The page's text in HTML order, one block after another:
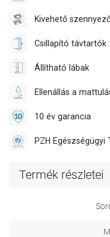
Kivehető
Csillapító távtartók
Állítható lábak
Ellenállás a
10 év garancia
PZH Egészségügyi
Termék részletei